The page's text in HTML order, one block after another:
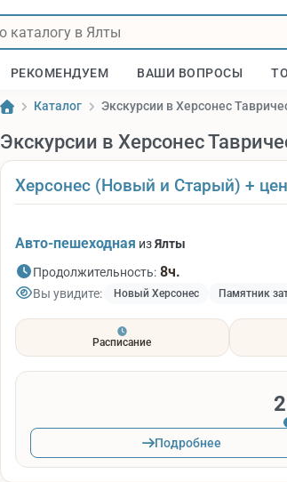
РЕКОМЕНДУЕМ ВАШИ ВОПРОСЫ
Каталог Экскурсии в Херсонес
Экскурсии в Херсонес
Херсонес (Новый и Старый) +
Авто-пешеходная изЯлты
Продолжительность: 8ч.
Вы увидите: Новый Херсонес Памятник
Расписание
Подробнее